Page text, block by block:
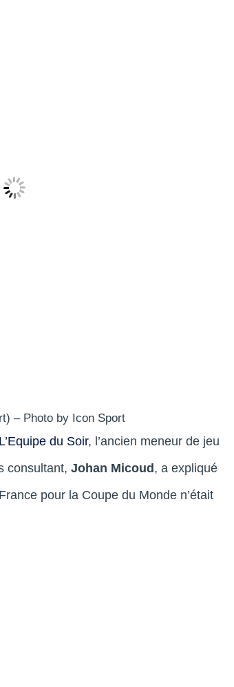
– Photo by Icon Sport
L’Equipe du Soir, l’ancien meneur de jeu
consultant, Johan Micoud, a expliqué
pour la Coupe du Monde n’était